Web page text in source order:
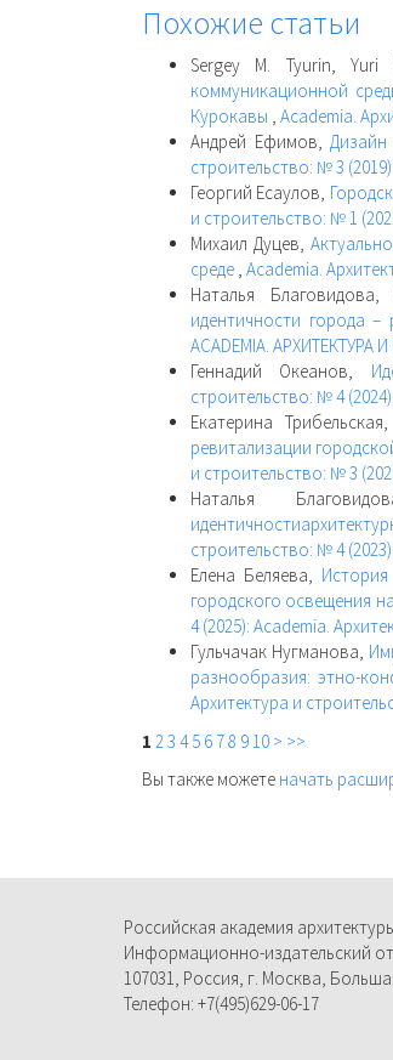
Похожие статьи
Sergey M. Tyurin, Yuri
коммуникационной
Курокавы , Academia.
Андрей Ефимов,Дизайн
строительство: № 3
Георгий Есаулов,
и строительство: № 1
Михаил Дуцев,
среде , Academia.
Наталья
идентичности города –
ACADEMIA.
Геннадий Океанов,
строительство: № 4
Екатерина
ревитализации
и строительство: № 3
Наталья
строительство: № 4
Елена Беляева,
городского освещения
4 (2025): Academia.
Гульчачак Нугманова,
разнообразия: этно-
Архитектура и
1 2 3 4 5 6 78 9 10 > >>
Вы также можете начать
Российская академия
Информационно-издательский
107031, Россия, г. Москва,
Телефон: +7(495)629-06-17